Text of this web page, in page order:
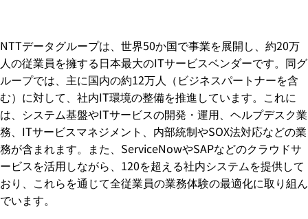
NTTデータグループは、世界50か国で事業を展開し、約20万
人の従業員を擁する日本最大のITサービスベンダーです。同グ
ループでは、主に国内の約12万人（ビジネスパートナーを含
む）に対して、社内IT環境の整備を推進しています。これに
は、システム基盤やITサービスの開発・運用、ヘルプデスク業
務、ITサービスマネジメント、内部統制やSOX法対応などの業
務が含まれます。また、ServiceNowやSAPなどのクラウドサ
ービスを活用しながら、120を超える社内システムを提供して
おり、これらを通じて全従業員の業務体験の最適化に取り組ん
でいます。